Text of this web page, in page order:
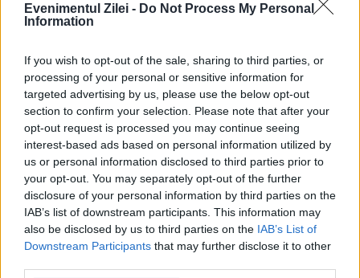
Evenimentul Zilei - Do Not Process My Personal
Information
If you wish to opt-out of the sale, sharing to third parties, or
processing of your personal or sensitive information for
targeted advertising by us, please use the below opt-out
section to confirm your selection. Please note that after your
opt-out request is processed you may continue seeing
interest-based ads based on personal information utilized by
us or personal information disclosed to third parties prior to
your opt-out. You may separately opt-out of the further
disclosure of your personal information by third parties on the
IAB’s list of downstream participants. This information may
also be disclosed by us to third parties on the IAB’s List of
Downstream Participants that may further disclose it to other
Actrița Cristina Stamate a murit luni
unui accident vascular cerebral şi probleme
cardiace, pe un pat de la spitalul Floreasca.
Ea...